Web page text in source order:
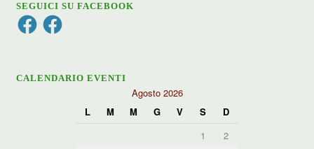
SEGUICI SU FACEBOOK
FacebookFacebook
CALENDARIO EVENTI
Agosto 2026
L
M M G V S
D
1
2